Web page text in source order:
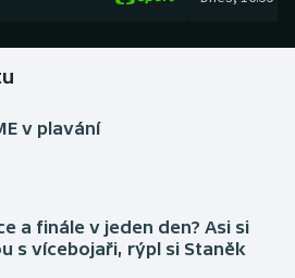
v plavání
a finále v jeden den? Asi si
s vícebojaři, rýpl si Staněk